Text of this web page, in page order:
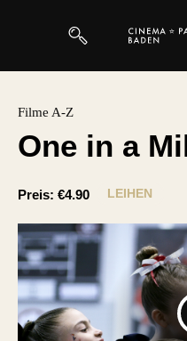
Magazin
So geht’s
Filmpakete
Filme A-Z
One in a
Preis: €4.90 LEIHEN